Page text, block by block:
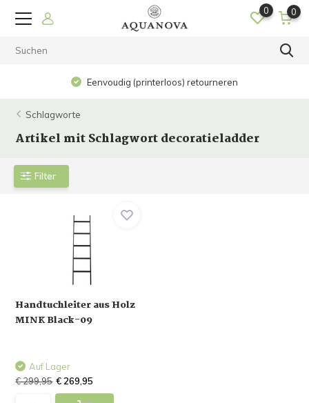
0 0
Eenvoudig (printerloos) retourneren
Schlagworte
Artikel mit Schlagwort decoratieladder
Filter
Handtuchleiter aus Holz
MINK Black-09
Auf Lager
€ 299,95 € 269,95